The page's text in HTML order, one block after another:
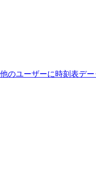
他のユーザーに時刻表デ